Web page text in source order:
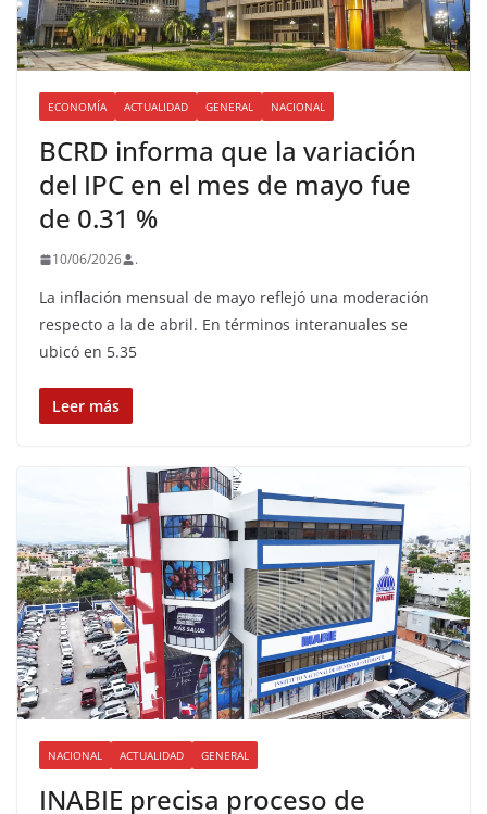
ECONOMÍA ACTUALIDAD GENERAL NACIONAL
BCRD informa que la variación
del IPC en el mes de mayo fue
de 0.31 %
10/06/2026 .
La inflación mensual de mayo reflejó una moderación
respecto a la de abril. En términos interanuales se
ubicó en 5.35
Leer más
NACIONAL ACTUALIDAD GENERAL
INABIE precisa proceso de